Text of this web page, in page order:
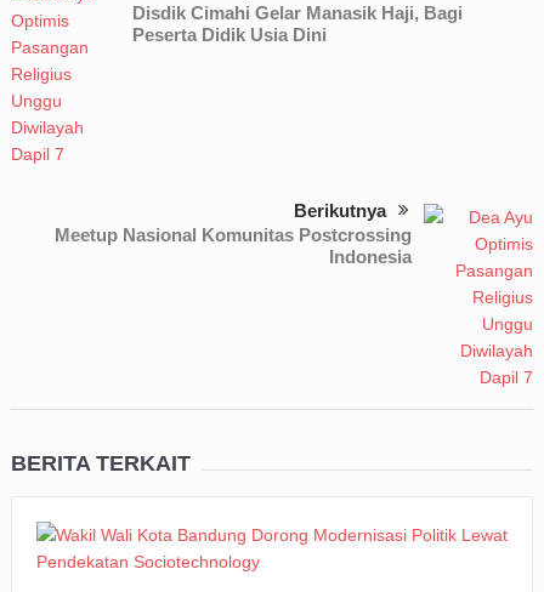
Disdik Cimahi Gelar Manasik Haji, Bagi
Peserta Didik Usia Dini
Berikutnya
Meetup Nasional Komunitas Postcrossing
Indonesia
BERITA TERKAIT